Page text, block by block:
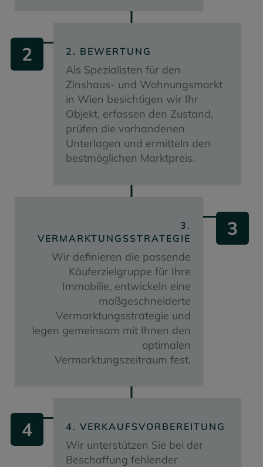
2 2. BEWERTUNG
Als Spezialisten für den
Zinshaus- und Wohnungsmarkt
in Wien besichtigen wir Ihr
Objekt, erfassen den Zustand,
prüfen die vorhandenen
Unterlagen und ermitteln den
bestmöglichen Marktpreis.
3
3.
VERMARKTUNGSSTRATEGIE
Wir definieren die passende
Käuferzielgruppe für Ihre
Immobilie, entwickeln eine
maßgeschneiderte
Vermarktungsstrategie und
legen gemeinsam mit Ihnen den
optimalen
Vermarktungszeitraum fest.
4 4. VERKAUFSVORBEREITUNG
Wir unterstützen Sie bei der
Beschaffung fehlender